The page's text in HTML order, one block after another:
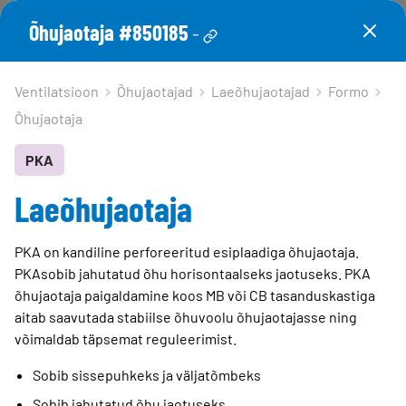
Mine
põhisisu
juurde
Otsi
Otsi
Tooted
Tootetugi
Meist
Kontaktid
Logi sisse
Choose languge
Estonia
Formo
PKA
Laeõhujaotaja
PKA on kandiline perforeeritud esiplaadiga õhujaotaja.
PKAsobib jahutatud õhu horisontaalseks jaotuseks. PKA
õhujaotaja paigaldamine koos MB või CB tasanduskastiga
aitab saavutada stabiilse õhuvoolu õhujaotajasse ning
Sobib sissepuhkeks ja väljatõmbeks
Õhujaotaja #850185 -
Ventilatsioon Õhujaotajad Laeõhujaotajad
Formo
Õhujaotaja
PKA
Laeõhujaotaja
PKA on kandiline perforeeritud esiplaadiga õhujaotaja.
PKAsobib jahutatud õhu horisontaalseks jaotuseks. PKA
õhujaotaja paigaldamine koos MB või CB tasanduskastiga
aitab saavutada stabiilse õhuvoolu õhujaotajasse ning
võimaldab täpsemat reguleerimist.
Sobib sissepuhkeks ja väljatõmbeks